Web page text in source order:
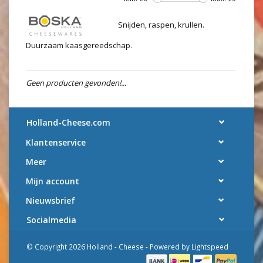
Snijden, raspen, krullen.
Duurzaam kaasgereedschap.
Geen producten gevonden!...
Holland-Cheese.com
Klantenservice
Meer
Mijn account
Nieuwsbrief
Socialmedia
© Copyright 2026 Holland - Cheese - Powered by Lightspeed